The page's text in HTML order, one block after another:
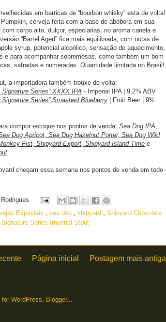
em barricas de “bourbon whisky” esta de volta!
cerveja feita com a base de abóbora em sua
com corpo alto, dulçor, especiarias, no aroma canela e
“Barrel Aged” fica mais equilibrada, com notas de
syrup, potencial alcoólico, sensação de aquecimento,
e para acompanhar sobremesas, como também um bom
safradas e numeradas. Quantidade limitada no Brasil!
a importadora também trouxe de volta:
Series” XXXX IPA - Imperial IPA | 9.2% ABV
Series” Smashed Blueberry | Fruit Beer | 9%
compor estoque nos pontos de venda: Sea Dog IPA,
Dog Apricot, Sea Dog Hazelnut Porter, Sea Dog Wild
Fist, Shipyard Export, Shipyard Island Time e
.
chegam essa semana nos pontos de venda em todo
Especiais , sea dog , shipyard , Shipyard Chocolate
Series Imperial Stout
Postagem mais antiga
Página inicial